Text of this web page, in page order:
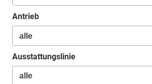
Antrieb
Ausstattungslinie